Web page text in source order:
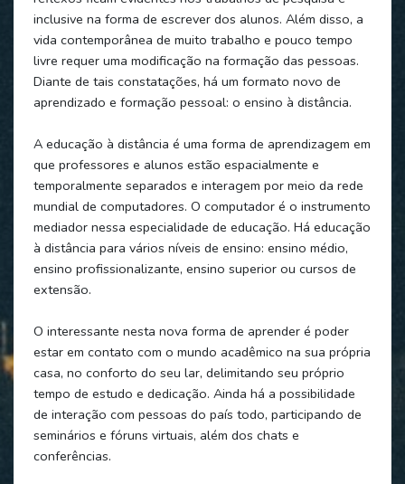
inclusive na forma de escrever dos alunos. Além disso, a
vida contemporânea de muito trabalho e pouco tempo
livre requer uma modificação na formação das pessoas.
Diante de tais constatações, há um formato novo de
aprendizado e formação pessoal: o ensino à distância.
A educação à distância é uma forma de aprendizagem em
que professores e alunos estão espacialmente e
temporalmente separados e interagem por meio da rede
mundial de computadores. O computador é o instrumento
mediador nessa especialidade de educação. Há educação
à distância para vários níveis de ensino: ensino médio,
ensino profissionalizante, ensino superior ou cursos de
extensão.
O interessante nesta nova forma de aprender é poder
estar em contato com o mundo acadêmico na sua própria
casa, no conforto do seu lar, delimitando seu próprio
tempo de estudo e dedicação. Ainda há a possibilidade
de interação com pessoas do país todo, participando de
seminários e fóruns virtuais, além dos chats e
conferências.